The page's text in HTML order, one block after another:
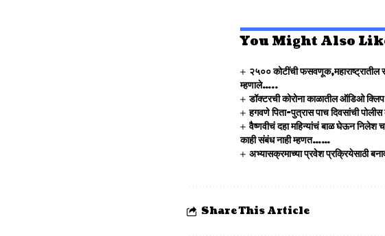
You Might Also
२५०० कोटींची
म्हणाले…..
डॉक्टरची कोरोना काळातील ऑडिओ
हगवणे पिता-पुत्रास पाच दिवसांची
वैष्णवीचं दहा महिन्यांचं बाळ घेऊन निलेश
काही संबंध नाही म्हणत……
अभ्यासक्रमाच्या प्रवेश प्रक्रियेसाठी
Share This Article